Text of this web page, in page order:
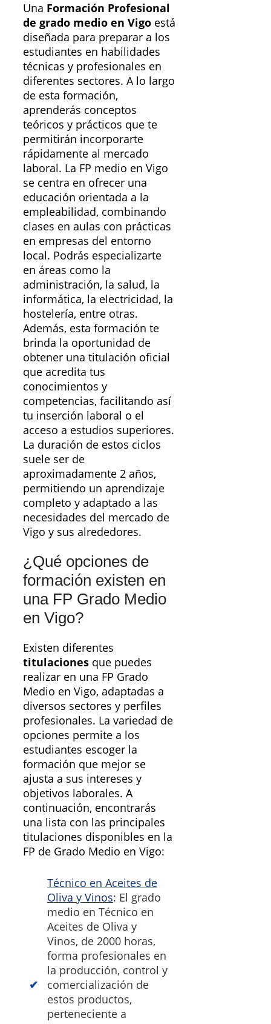
Una Formación Profesional
de grado medio en Vigo está
diseñada para preparar a los
estudiantes en habilidades
técnicas y profesionales en
diferentes sectores. A lo largo
de esta formación,
aprenderás conceptos
teóricos y prácticos que te
permitirán incorporarte
rápidamente al mercado
laboral. La FP medio en Vigo
se centra en ofrecer una
educación orientada a la
empleabilidad, combinando
clases en aulas con prácticas
en empresas del entorno
local. Podrás especializarte
en áreas como la
administración, la salud, la
informática, la electricidad, la
hostelería, entre otras.
Además, esta formación te
brinda la oportunidad de
obtener una titulación oficial
que acredita tus
conocimientos y
competencias, facilitando así
tu inserción laboral o el
acceso a estudios superiores.
La duración de estos ciclos
suele ser de
aproximadamente 2 años,
permitiendo un aprendizaje
completo y adaptado a las
necesidades del mercado de
Vigo y sus alrededores.
¿Qué opciones de
formación existen en
una FP Grado Medio
en Vigo?
Existen diferentes
titulaciones que puedes
realizar en una FP Grado
Medio en Vigo, adaptadas a
diversos sectores y perfiles
profesionales. La variedad de
opciones permite a los
estudiantes escoger la
formación que mejor se
ajusta a sus intereses y
objetivos laborales. A
continuación, encontrarás
una lista con las principales
titulaciones disponibles en la
FP de Grado Medio en Vigo:
Técnico en Aceites de
Oliva y Vinos: El grado
medio en Técnico en
Aceites de Oliva y
Vinos, de 2000 horas,
forma profesionales en
la producción, control y
comercialización de
estos productos,
perteneciente a